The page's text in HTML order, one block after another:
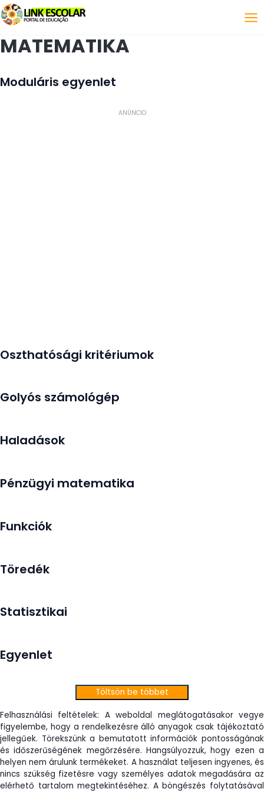
Link
MATEMATIKA
Moduláris egyenlet
ANÚNCIO
Oszthatósági kritériumok
Golyós számológép
Haladások
Pénzügyi matematika
Funkciók
Töredék
Statisztikai
Egyenlet
Töltsön be többet
Felhasználási feltételek: A weboldal meglátogatásakor vegye
figyelembe, hogy a rendelkezésre álló anyagok csak tájékoztató
jellegűek. Törekszünk a bemutatott információk pontosságának
és időszerűségének megőrzésére. Hangsúlyozzuk, hogy ezen a
helyen nem árulunk termékeket. A használat teljesen ingyenes, és
nincs szükség fizetésre vagy személyes adatok megadására az
elérhető tartalom megtekintéséhez. A böngészés folytatásával